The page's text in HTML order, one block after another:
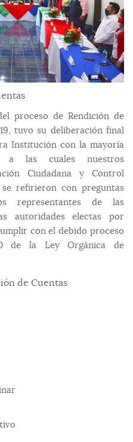
proceso de Rendición de
tuvo su deliberación final
Institución con la mayoría
a las cuales nuestros
Ciudadana y Control
refirieron con preguntas
representantes de las
autoridades electas por
con el debido proceso
de la Ley Orgánica de
de Cuentas